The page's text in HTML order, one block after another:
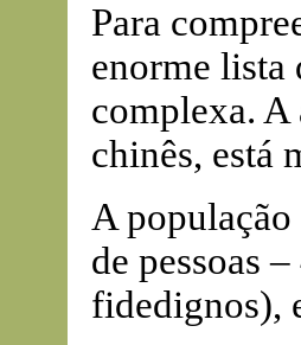
Para
enorme lista
complexa. A
chinês, está
A
de pessoas
fidedignos),